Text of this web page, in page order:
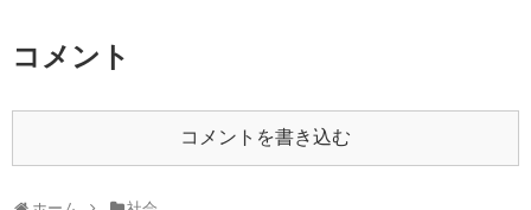
コメント
コメントを書き込む